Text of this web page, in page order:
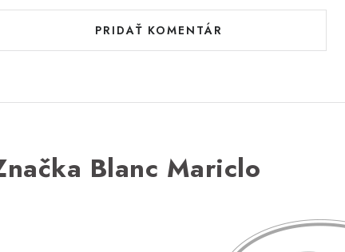
PRIDAŤ KOMENTÁR
Blanc Mariclo